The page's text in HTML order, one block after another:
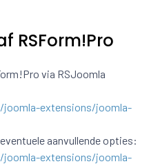
RSForm!Pro
via RSJoomla
extensions/joomla-
aanvullende opties:
extensions/joomla-